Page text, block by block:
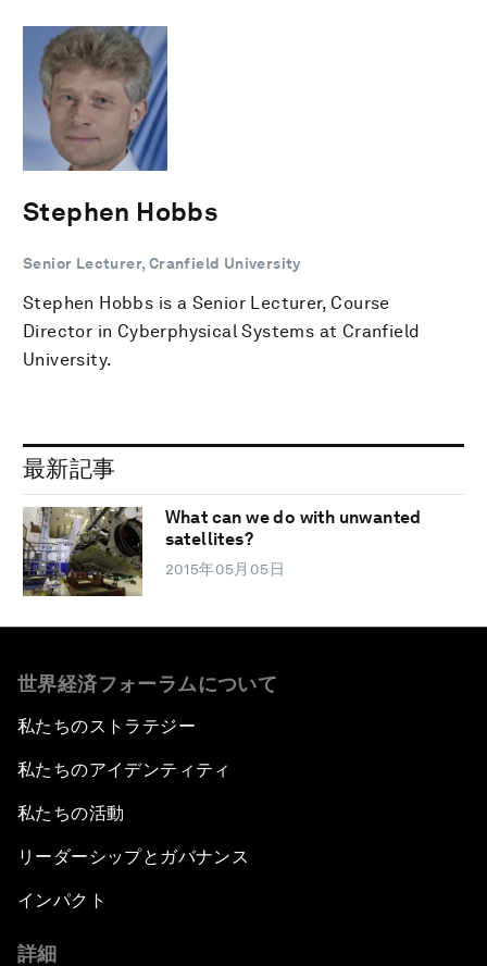
Stephen Hobbs
Senior Lecturer, Cranfield University
Stephen Hobbs is a Senior Lecturer, Course
Director in Cyberphysical Systems at Cranfield
University.
最新記事
What can we do with unwanted
satellites?
2015年05月05日
世界経済フォーラムについて
私たちのストラテジー
私たちのアイデンティティ
私たちの活動
リーダーシップとガバナンス
インパクト
詳細